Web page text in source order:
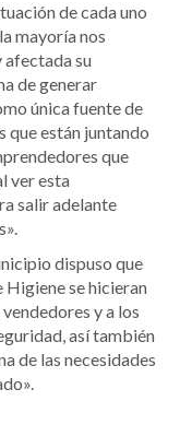
de cada uno
mayoría nos
afectada su
de generar
única fuente de
que están juntando
que
ver esta
salir adelante
dispuso que
Higiene se hicieran
y a los
así también
de las necesidades